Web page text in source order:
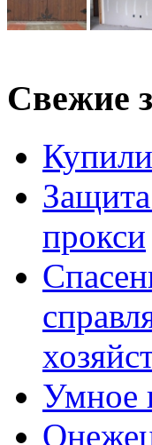
Свежие
прокси
Умное